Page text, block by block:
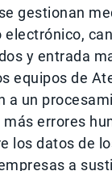
gestionan
electrónico,
y entrada
equipos de
a un
más errores
los datos de
a